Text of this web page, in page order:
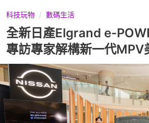
科技玩物 數碼生活
全新日產Elgrand e-
專訪專家解構新一代MPV